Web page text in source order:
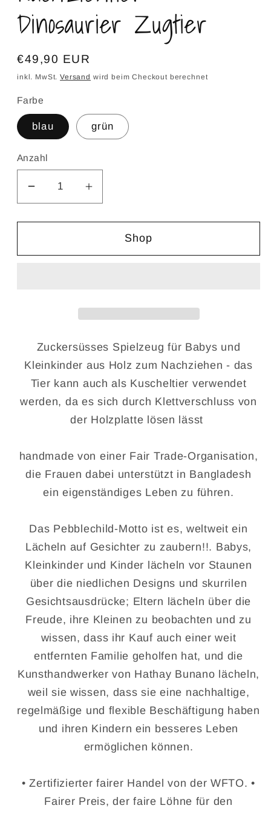
Dinosaurier Zugtier
Normaler
Preis
€49,90 EUR
inkl. MwSt.Versand wird beim Checkout berechnet
Farbe
blau grün
Anzahl
Verringere
die
Menge
Nachziehtier
Erhöhe
die
Menge
Nachziehtier
Shop
Zuckersüsses Spielzeug für Babys und
Kleinkinder aus Holz zum Nachziehen - das
Tier kann auch als Kuscheltier verwendet
werden, da es sich durch Klettverschluss von
der Holzplatte lösen lässt
handmade von einer Fair Trade-Organisation,
die Frauen dabei unterstützt in Bangladesh
ein eigenständiges Leben zu führen.
Das Pebblechild-Motto ist es, weltweit ein
Lächeln auf Gesichter zu zaubern!!. Babys,
Kleinkinder und Kinder lächeln vor Staunen
über die niedlichen Designs und skurrilen
Gesichtsausdrücke; Eltern lächeln über die
Freude, ihre Kleinen zu beobachten und zu
wissen, dass ihr Kauf auch einer weit
entfernten Familie geholfen hat, und die
Kunsthandwerker von Hathay Bunano lächeln,
weil sie wissen, dass sie eine nachhaltige,
regelmäßige und flexible Beschäftigung haben
und ihren Kindern ein besseres Leben
ermöglichen können.
• Zertifizierter fairer Handel von der WFTO. •
Fairer Preis, der faire Löhne für den